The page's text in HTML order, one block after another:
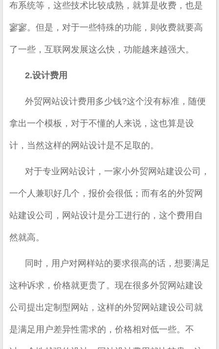
布系统等，这些技术比较成熟，就算是收费，也是
寥寥。但是，对于一些特殊的功能，则收费就要高
了一些，互联网发展这么快，功能越来越强大。
2.设计费用
外贸网站设计费用多少钱?这个没有标准，随便
拿出一个模板，对于不懂的人来说，这也算是设
计，当然这样的网站设计是不足取的。
对于专业网站设计，一家小外贸网站建设公司，
一个人兼职好几个，报价会很低；而有名的外贸网
站建设公司，网站设计是分工进行的，这个费用自
然就高。
同时，用户对网样站的要求很高的话，想要满足
这种诉求，价格就更贵了。现在很多外贸网站建设
公司提出定制型网站，这样的外贸网站建设公司就
是满足用户差异性需求的，价格相对低一些。不